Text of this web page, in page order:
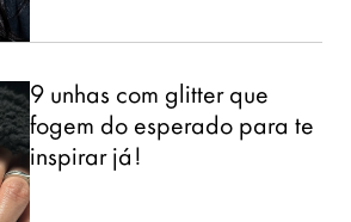
9 unhas com glitter que
fogem do esperado para te
inspirar já!